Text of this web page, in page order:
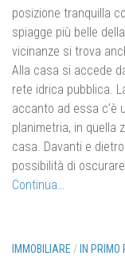
posizione tranquilla
spiagge più belle
vicinanze si trova
Alla casa si accede
rete idrica pubblica.
accanto ad essa c’è
planimetria, in quella
casa. Davanti e
possibilità di
Continua…
IMMOBILIARE / IN PRIMO